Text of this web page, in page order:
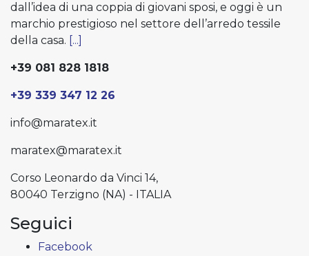
dall’idea di una coppia di giovani sposi, e oggi è un
marchio prestigioso nel settore dell’arredo tessile
della casa. [...]
+39 081 828 1818
+39 339 347 12 26
info@maratex.it
maratex@maratex.it
Corso Leonardo da Vinci 14,
80040 Terzigno (NA) - ITALIA
Seguici
Facebook